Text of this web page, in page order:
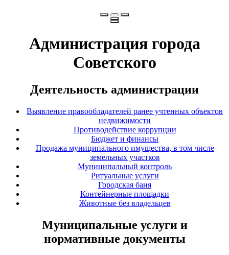
Администрация города
Советского
Деятельность администрации
Выявление правообладателей ранее учтенных объектов
недвижимости
Противодействие коррупции
Бюджет и финансы
Продажа муниципального имущества, в том числе
земельных участков
Муниципальный контроль
Ритуальные услуги
Городская баня
Контейнерные площадки
Животные без владельцев
Муниципальные услуги и
нормативные документы